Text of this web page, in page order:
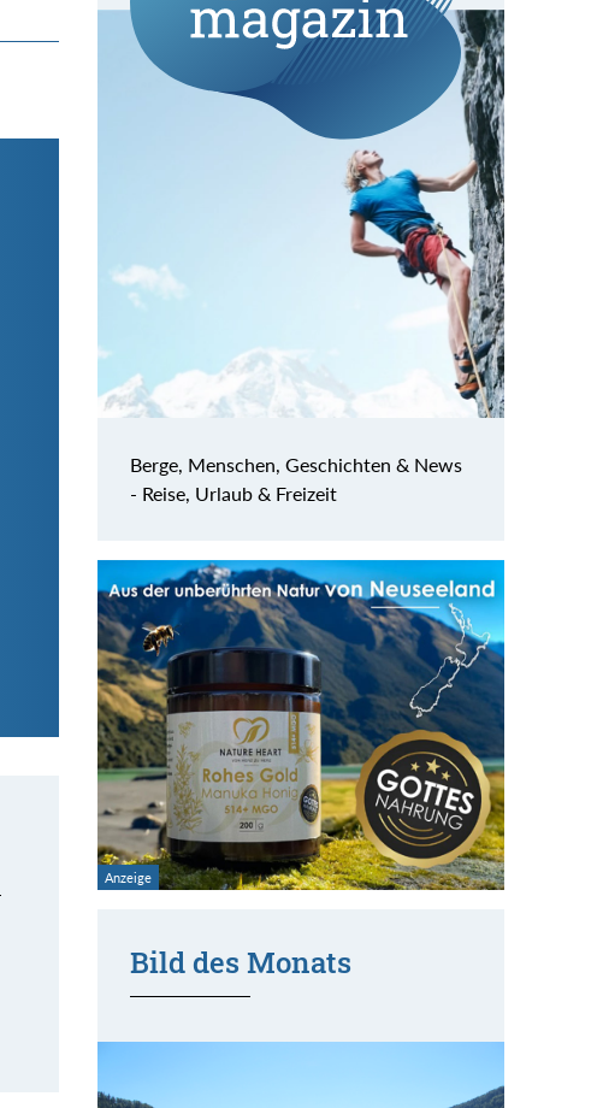
Berge, Menschen, Geschichten & News
- Reise, Urlaub & Freizeit
Bild des Monats